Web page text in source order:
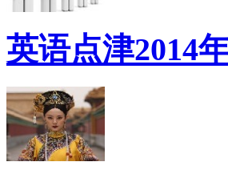
英语点津2014